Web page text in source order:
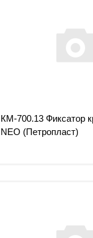
КМ-700.13 Фиксатор
NEO (Петропласт)